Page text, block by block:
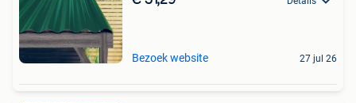
Bezoek website 27 jul 26